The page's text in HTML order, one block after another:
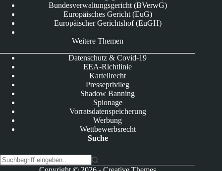
Bundesverwaltungsgericht (BVerwG)
Europäisches Gericht (EuG)
Europäischer Gerichtshof (EuGH)
Weitere Themen
Datenschutz & Covid-19
EEA-Richtlinie
Kartellrecht
Presseprivileg
Shadow Banning
Spionage
Vorratsdatenspeicherung
Werbung
Wettbewerbsrecht
Suche